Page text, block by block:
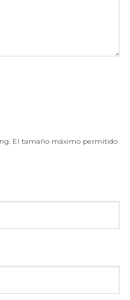
El tamaño máximo permitido